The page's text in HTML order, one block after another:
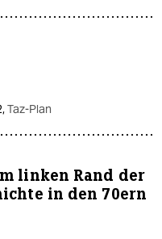
Taz-Plan
linken Rand der
in den 70ern